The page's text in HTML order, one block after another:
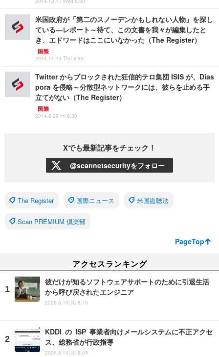
米国政府が「第二のスノーデンかもしれない人物」を探し
ている―レポート～待て、この文書を我々が編集したと
き、エドワードはここにいなかった（The Register）
国際
2014.11.13 Thu 8:30
Twitter からブロックされた狂信的テロ集団 ISIS が、Dias
pora を侵略～分散型ネットワークには、彼らを止める手
立てがない（The Register）
国際
2014.8.29 Fri 8:30
Xでも最新記事をチェック！
@scannetsecurityをフォロー
The Register 国際ニュース 米国盗聴法
Scan PREMIUM 倶楽部
PageTop
アクセスランキング
彼だけが知るソフトウェアサポートのために引退生活
から呼び戻されたエンジニア
2026.8.10(月) 8:10
KDDI の ISP 事業者向けメールシステムに不正アクセ
ス、総務省が行政指導
2026.8.10(月) 8:05